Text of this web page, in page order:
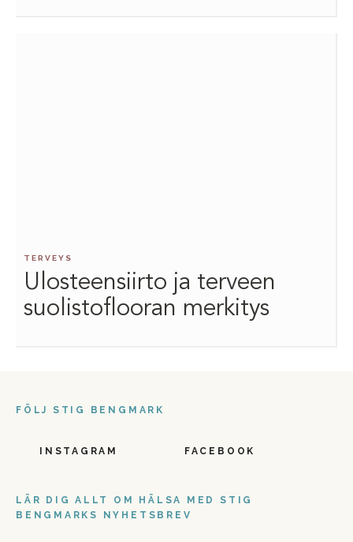
TERVEYS
Ulosteensiirto ja terveen
suolistoflooran merkitys
FÖLJ STIG BENGMARK
INSTAGRAM FACEBOOK
LÄR DIG ALLT OM HÄLSA MED STIG
BENGMARKS NYHETSBREV